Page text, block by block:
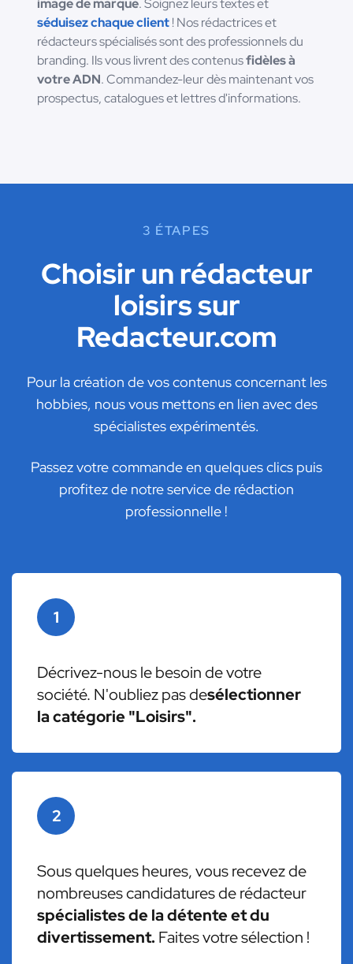
image de marque. Soignez leurs textes et
séduisez chaque client! Nos rédactrices et
rédacteurs spécialisés sont des professionnels du
branding. Ils vous livrent des contenusfidèles à
votre ADN. Commandez-leur dès maintenant vos
prospectus, catalogues et lettres d'informations.
3 ÉTAPES
Choisir un rédacteur
loisirs sur
Redacteur.com
Pour la création de vos contenus concernant les
hobbies, nous vous mettons en lien avec des
spécialistes expérimentés.
Passez votre commande en quelques clics puis
profitez de notre service de rédaction
professionnelle !
1
Décrivez-nous le besoin de votre
société. N'oubliez pas desélectionner
la catégorie "Loisirs".
2
Sous quelques heures, vous recevez de
nombreuses candidatures de rédacteur
spécialistes de la détente et du
divertissement. Faites votre sélection !